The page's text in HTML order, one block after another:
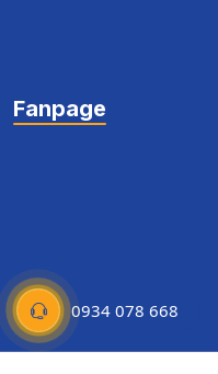
Fanpage
0934 078 668